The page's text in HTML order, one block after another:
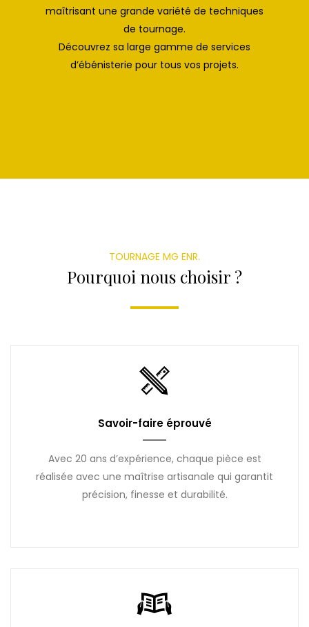
maîtrisant une grande variété de techniques
de tournage.
Découvrez sa large gamme de services
d’ébénisterie pour tous vos projets.
TOURNAGE MG ENR.
Pourquoi nous choisir ?
Savoir-faire éprouvé
Avec 20 ans d’expérience, chaque pièce est
réalisée avec une maîtrise artisanale qui garantit
précision, finesse et durabilité.